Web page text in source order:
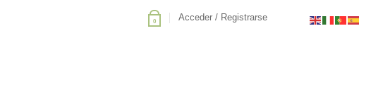
0 Acceder / Registrarse